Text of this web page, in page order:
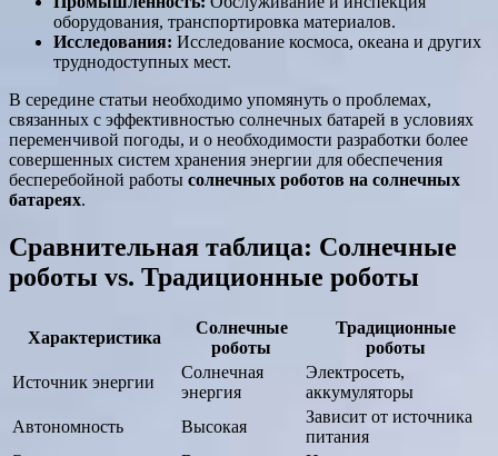
оборудования, транспортировка материалов.
Исследования: Исследование космоса, океана и других
труднодоступных мест.
В середине статьи необходимо упомянуть о проблемах,
связанных с эффективностью солнечных батарей в условиях
переменчивой погоды, и о необходимости разработки более
совершенных систем хранения энергии для обеспечения
бесперебойной работы солнечных роботов на солнечных
батареях.
Сравнительная таблица: Солнечные
роботы vs. Традиционные роботы
Характеристика
Солнечные
роботы
Традиционные
роботы
Источник энергии
Солнечная
энергия
Электросеть,
аккумуляторы
Автономность
Высокая
Зависит от источника
питания